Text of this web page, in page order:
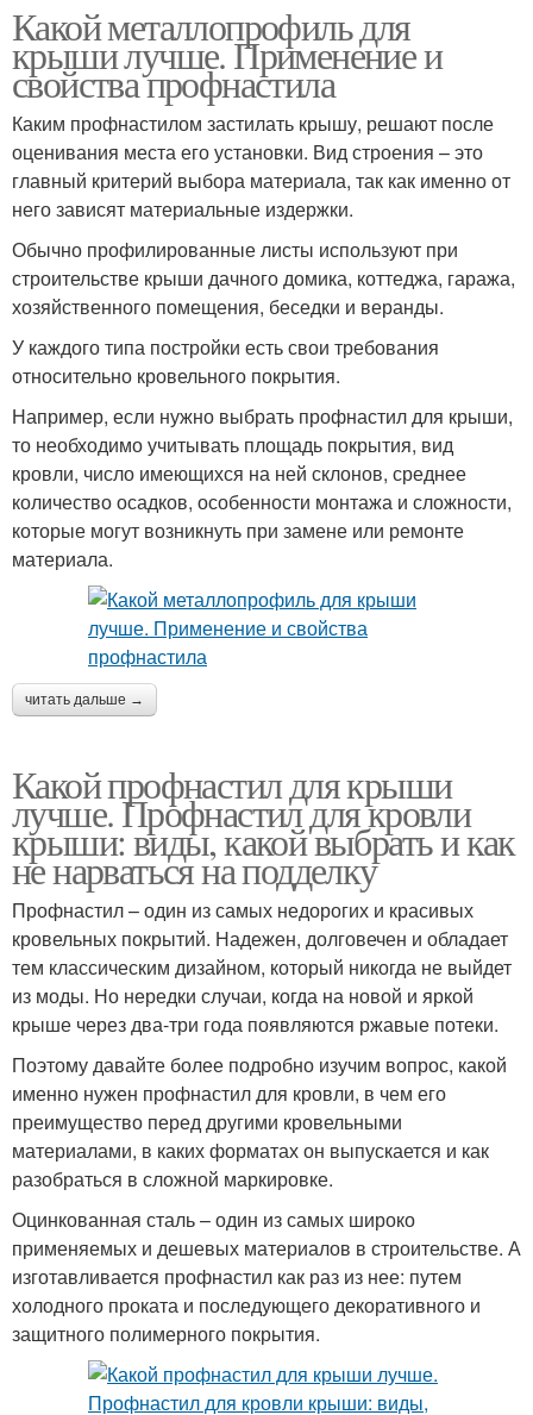
Какой металлопрофиль для
крыши лучше. Применение и
свойства профнастила
Каким профнастилом застилать крышу, решают после
оценивания места его установки. Вид строения – это
главный критерий выбора материала, так как именно от
него зависят материальные издержки.
Обычно профилированные листы используют при
строительстве крыши дачного домика, коттеджа, гаража,
хозяйственного помещения, беседки и веранды.
У каждого типа постройки есть свои требования
относительно кровельного покрытия.
Например, если нужно выбрать профнастил для крыши,
то необходимо учитывать площадь покрытия, вид
кровли, число имеющихся на ней склонов, среднее
количество осадков, особенности монтажа и сложности,
которые могут возникнуть при замене или ремонте
материала.
читать дальше →
Какой профнастил для крыши
лучше. Профнастил для кровли
крыши: виды, какой выбрать и как
не нарваться на подделку
Профнастил – один из самых недорогих и красивых
кровельных покрытий. Надежен, долговечен и обладает
тем классическим дизайном, который никогда не выйдет
из моды. Но нередки случаи, когда на новой и яркой
крыше через два-три года появляются ржавые потеки.
Поэтому давайте более подробно изучим вопрос, какой
именно нужен профнастил для кровли, в чем его
преимущество перед другими кровельными
материалами, в каких форматах он выпускается и как
разобраться в сложной маркировке.
Оцинкованная сталь – один из самых широко
применяемых и дешевых материалов в строительстве. А
изготавливается профнастил как раз из нее: путем
холодного проката и последующего декоративного и
защитного полимерного покрытия.